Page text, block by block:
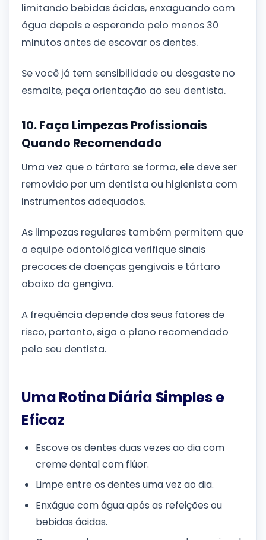
limitando bebidas ácidas, enxaguando com
água depois e esperando pelo menos 30
minutos antes de escovar os dentes.
Se você já tem sensibilidade ou desgaste no
esmalte, peça orientação ao seu dentista.
10. Faça Limpezas Profissionais
Quando Recomendado
Uma vez que o tártaro se forma, ele deve ser
removido por um dentista ou higienista com
instrumentos adequados.
As limpezas regulares também permitem que
a equipe odontológica verifique sinais
precoces de doenças gengivais e tártaro
abaixo da gengiva.
A frequência depende dos seus fatores de
risco, portanto, siga o plano recomendado
pelo seu dentista.
Uma Rotina Diária Simples e
Eficaz
Escove os dentes duas vezes ao dia com
creme dental com flúor.
Limpe entre os dentes uma vez ao dia.
Enxágue com água após as refeições ou
bebidas ácidas.